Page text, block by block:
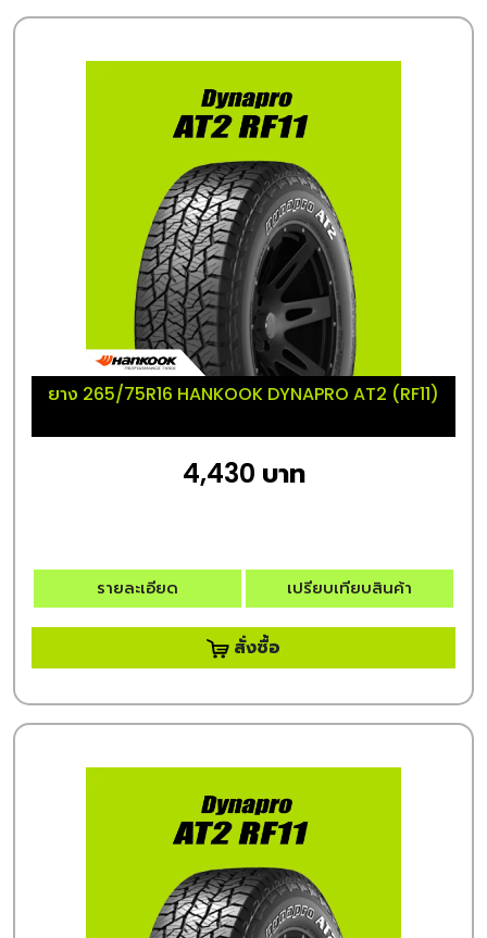
ยาง 265/75R16 HANKOOK DYNAPRO AT2 (RF11)
4,430 บาท
รายละเอียด เปรียบเทียบสินค้า
สั่งซื้อ